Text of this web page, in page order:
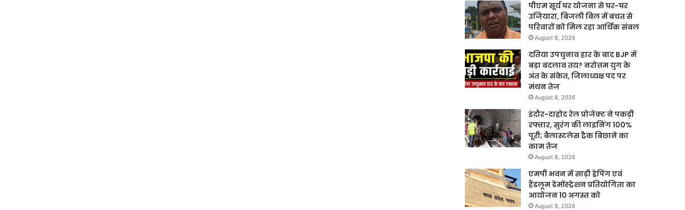
पीएम सूर्य घर योजना से घर-घर
उजियारा, बिजली बिल में बचत से
परिवारों को मिल रहा आर्थिक संबल
August 8, 2026
दतिया उपचुनाव हार के बाद BJP में
बड़ा बदलाव तय? नरोत्तम युग के
अंत के संकेत, जिलाध्यक्ष पद पर
मंथन तेज
August 8, 2026
इंदौर-दाहोद रेल प्रोजेक्ट ने पकड़ी
रफ्तार, सुरंग की लाइनिंग 100%
पूरी; बैलास्टलेस ट्रैक बिछाने का
काम तेज
August 8, 2026
एमपी भवन में साड़ी ड्रेपिंग एवं
हैंडलूम डेमोंस्ट्रेशन प्रतियोगिता का
आयोजन 10 अगस्त को
August 8, 2026